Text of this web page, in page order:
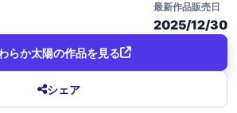
最新作品販売日
2025/12/30
シェア
らか太陽の作品を見る